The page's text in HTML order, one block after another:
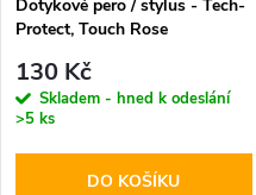
Dotykové pero / stylus - Tech-
Protect, Touch Rose
130 Kč
Skladem - hned k odeslání
>5 ks
DO KOŠÍKU